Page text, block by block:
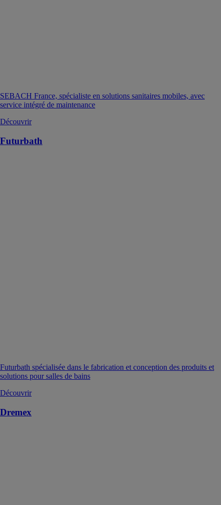
SEBACH France, spécialiste en solutions sanitaires mobiles, avec
service intégré de maintenance
Découvrir
Futurbath
Futurbath spécialisée dans le fabrication et conception des produits et
solutions pour salles de bains
Découvrir
Dremex